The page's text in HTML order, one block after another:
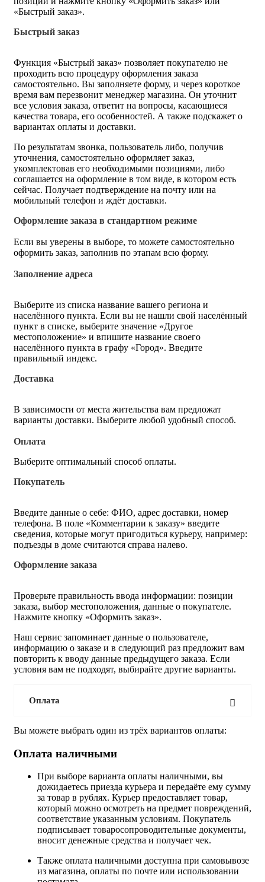
«Быстрый заказ».
Быстрый заказ
Функция «Быстрый заказ» позволяет покупателю не
проходить всю процедуру оформления заказа
самостоятельно. Вы заполняете форму, и через короткое
время вам перезвонит менеджер магазина. Он уточнит
все условия заказа, ответит на вопросы, касающиеся
качества товара, его особенностей. А также подскажет о
вариантах оплаты и доставки.
По результатам звонка, пользователь либо, получив
уточнения, самостоятельно оформляет заказ,
укомплектовав его необходимыми позициями, либо
соглашается на оформление в том виде, в котором есть
сейчас. Получает подтверждение на почту или на
мобильный телефон и ждёт доставки.
Оформление заказа в стандартном режиме
Если вы уверены в выборе, то можете самостоятельно
оформить заказ, заполнив по этапам всю форму.
Заполнение адреса
Выберите из списка название вашего региона и
населённого пункта. Если вы не нашли свой населённый
пункт в списке, выберите значение «Другое
местоположение» и впишите название своего
населённого пункта в графу «Город». Введите
правильный индекс.
Доставка
В зависимости от места жительства вам предложат
варианты доставки. Выберите любой удобный способ.
Оплата
Выберите оптимальный способ оплаты.
Покупатель
Введите данные о себе: ФИО, адрес доставки, номер
телефона. В поле «Комментарии к заказу» введите
сведения, которые могут пригодиться курьеру, например:
подъезды в доме считаются справа налево.
Оформление заказа
Проверьте правильность ввода информации: позиции
заказа, выбор местоположения, данные о покупателе.
Нажмите кнопку «Оформить заказ».
Наш сервис запоминает данные о пользователе,
информацию о заказе и в следующий раз предложит вам
повторить к вводу данные предыдущего заказа. Если
условия вам не подходят, выбирайте другие варианты.
Оплата
Вы можете выбрать один из трёх вариантов оплаты:
Оплата наличными
При выборе варианта оплаты наличными, вы
дожидаетесь приезда курьера и передаёте ему сумму
за товар в рублях. Курьер предоставляет товар,
который можно осмотреть на предмет повреждений,
соответствие указанным условиям. Покупатель
подписывает товаросопроводительные документы,
вносит денежные средства и получает чек.
Также оплата наличными доступна при самовывозе
из магазина, оплаты по почте или использовании